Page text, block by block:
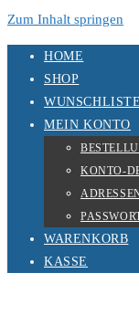
Zum Inhalt springen
HOME
SHOP
WUNSCHLISTE
MEIN KONTO
KONTO-
WARENKORB
KASSE